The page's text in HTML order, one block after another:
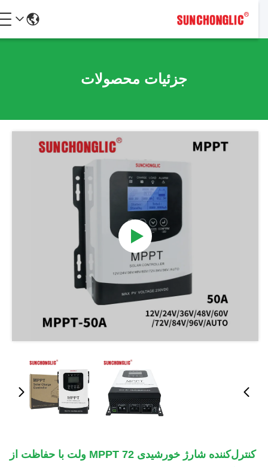
جزئیات محصولات
کنترل‌کننده شارژ خورشیدی MPPT 72 ولت با حفاظت از